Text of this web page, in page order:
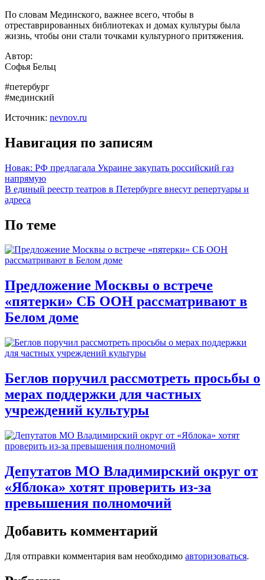
По словам Мединского, важнее всего, чтобы в
отреставрированных библиотеках и домах культуры была
жизнь, чтобы они стали точками культурного притяжения.
Автор:
Софья Бельц
#петербург
#мединский
Источник: nevnov.ru
Навигация по записям
Новак: РФ предлагала Украине закупать российский газ
напрямую
В единый реестр театров в Петербурге внесут репертуары и
адреса
По теме
Предложение Москвы о встрече
«пятерки» СБ ООН рассматривают в
Белом доме
Беглов поручил рассмотреть просьбы о
мерах поддержки для частных
учреждений культуры
Депутатов МО Владимирский округ от
«Яблока» хотят проверить из-за
превышения полномочий
Добавить комментарий
Для отправки комментария вам необходимо авторизоваться.